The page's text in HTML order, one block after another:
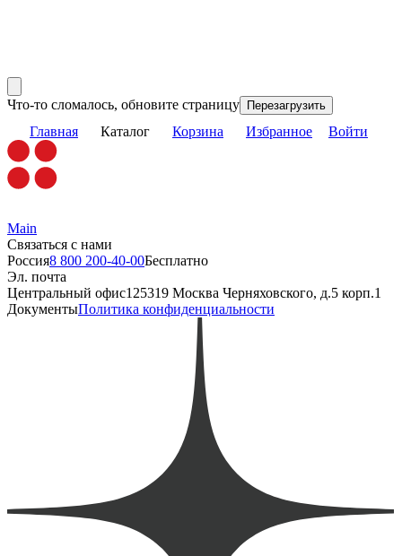
Что-то сломалось, обновите страницу Перезагрузить
Главная Каталог Корзина Избранное Войти
Main
Связаться с нами
Россия8 800 200-40-00Бесплатно
Эл. почта
Центральный офис125319 Москва Черняховского, д.5 корп.1
ДокументыПолитика конфиденциальности